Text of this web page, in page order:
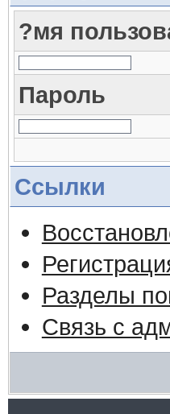
?мя
Пароль
Ссылки
Разделы
Связь с